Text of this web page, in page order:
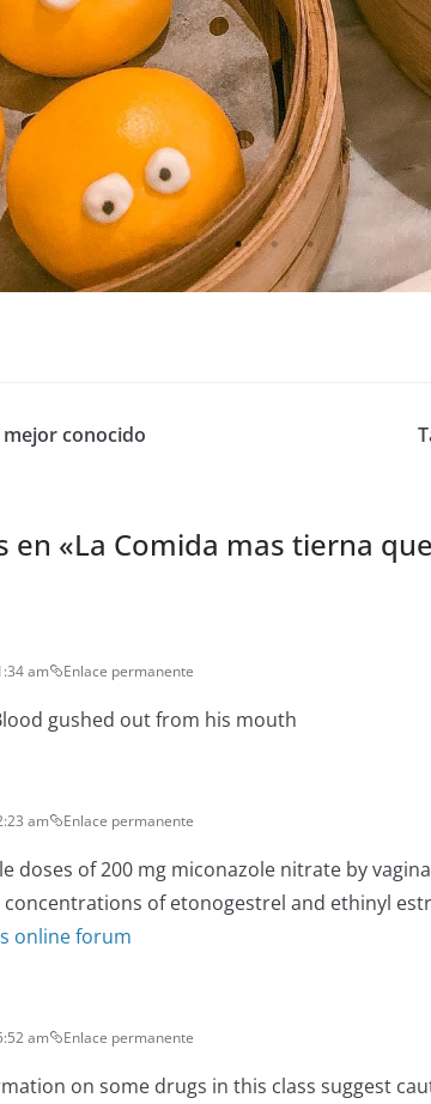
mejor conocido
en «La Comida mas tierna
am Enlace permanente
gushed out from his mouth
am Enlace permanente
doses of 200 mg miconazole nitrate by
of etonogestrel and ethinyl
online forum
am Enlace permanente
on some drugs in this class suggest